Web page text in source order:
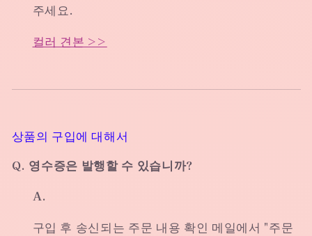
주세요.
컬러 견본 >>
상품의 구입에 대해서
Q. 영수증은 발행할 수 있습니까?
A.
구입 후 송신되는 주문 내용 확인 메일에서 "주문